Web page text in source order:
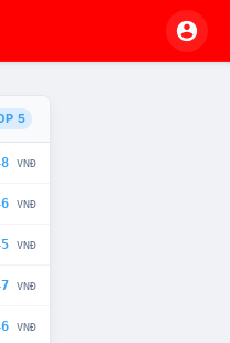
5
VNĐ
VNĐ
VNĐ
VNĐ
VNĐ